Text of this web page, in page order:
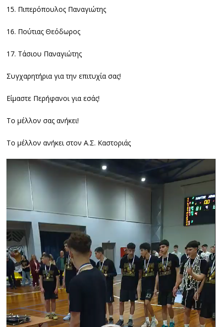
15. Πιπερόπουλος Παναγιώτης
16. Πούτιας Θεόδωρος
17. Τάσιου Παναγιώτης
Συγχαρητήρια για την επιτυχία σας!
Είμαστε Περήφανοι για εσάς!
Το μέλλον σας ανήκει!
Το μέλλον ανήκει στον Α.Σ. Καστοριάς
Πρόγραμμα
Αναπαραγωγής